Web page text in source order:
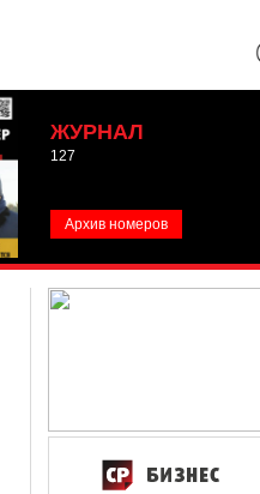
ЖУРНАЛ
127
Архив номеров